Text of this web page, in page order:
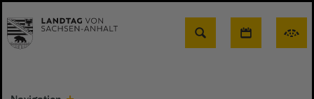
Suche